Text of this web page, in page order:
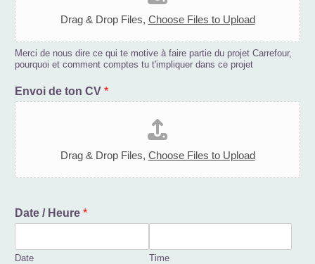
Drag & Drop Files, Choose Files to Upload
Merci de nous dire ce qui te motive à faire partie du projet Carrefour,
pourquoi et comment comptes tu t'impliquer dans ce projet
Envoi de ton CV *
Drag & Drop Files, Choose Files to Upload
Date / Heure *
Date Time